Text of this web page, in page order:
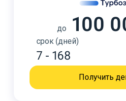
до 100
срок (дней)
7 - 168
Получить